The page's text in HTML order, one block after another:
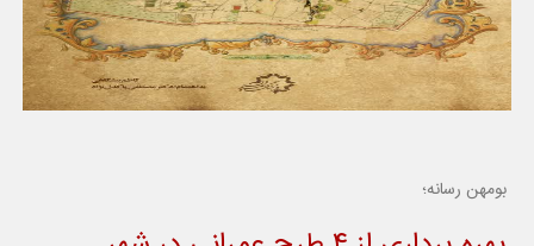
بومهن رسانه؛